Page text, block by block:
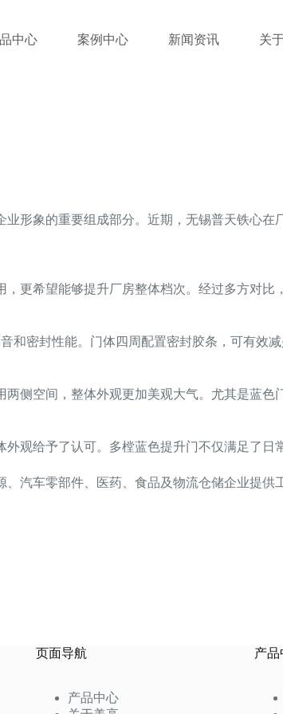
中心 案例中心 新闻资讯 关
形象的重要组成部分。近期，无锡普天铁心
更希望能够提升厂房整体档次。经过多方对
和密封性能。门体四周配置密封胶条，可有
侧空间，整体外观更加美观大气。尤其是蓝
观给予了认可。多樘蓝色提升门不仅满足了日
汽车零部件、医药、食品及物流仓储企业提
页面导航
产品中心
产品